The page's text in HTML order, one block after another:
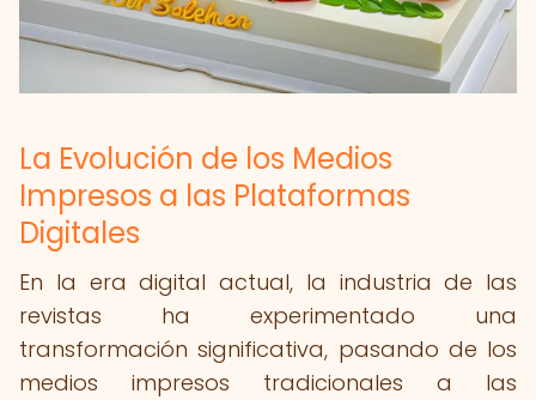
La Evolución de los Medios
Impresos a las Plataformas
Digitales
En la era digital actual, la industria de las
revistas ha experimentado una
transformación significativa, pasando de los
medios impresos tradicionales a las